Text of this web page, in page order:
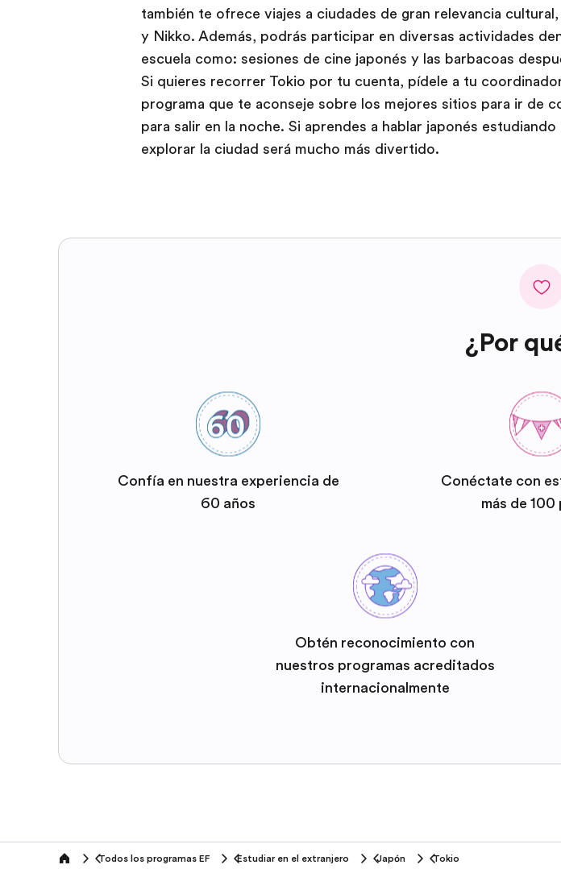
también te ofrece viajes a ciudades de gran relevancia
y Nikko. Además, podrás participar en diversas actividades
escuela como: sesiones de cine japonés y las barbacoas
Si quieres recorrer Tokio por tu cuenta, pídele a tu
programa que te aconseje sobre los mejores sitios para ir de
para salir en la noche. Si aprendes a hablar japonés estudiando
explorar la ciudad será mucho más divertido.
¿Por
Confía en nuestra experiencia de
60 años
Conéctate con
más de 100
Obtén reconocimiento con
nuestros programas acreditados
internacionalmente
home Todos los programas EF Estudiar en el extranjero Japón Tokio